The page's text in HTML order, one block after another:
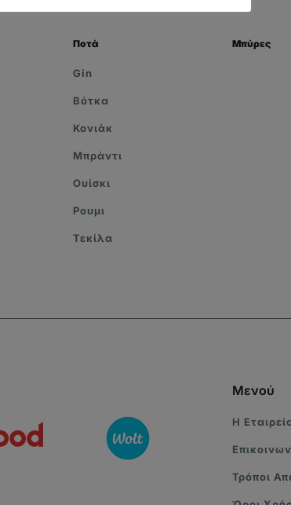
Ποτά
Gin
Βότκα
Κονιάκ
Μπράντι
Ουίσκι
Ρουμι
Τεκίλα
Μπύρες
Μενού
Η
Τρόποι